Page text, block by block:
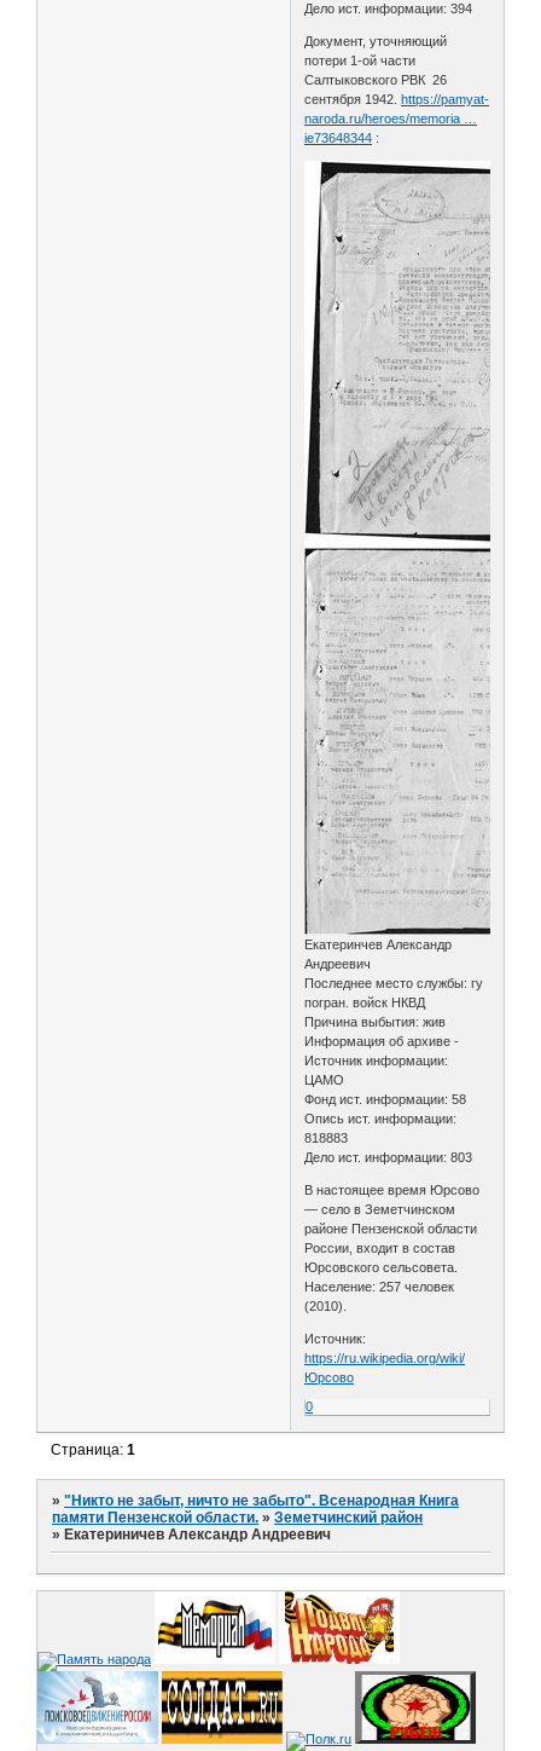
Дело ист. информации: 394
Документ, уточняющий
потери 1-ой части
Салтыковского РВК 26
сентября 1942.https://pamyat-
naroda.ru/heroes/memoria …
ie73648344 :
Екатеринчев Александр
Андреевич
Последнее место службы: гу
погран. войск НКВД
Причина выбытия: жив
Информация об архиве -
Источник информации:
ЦАМО
Фонд ист. информации: 58
Опись ист. информации:
818883
Дело ист. информации: 803
В настоящее время Юрсово
— село в Земетчинском
районе Пензенской области
России, входит в состав
Юрсовского сельсовета.
Население: 257 человек
(2010).
Источник:
https://ru.wikipedia.org/wiki/
Юрсово
0
Страница:1
»"Никто не забыт, ничто не забыто". Всенародная Книга
памяти Пензенской области. »Земетчинский район
»Екатериничев Александр Андреевич